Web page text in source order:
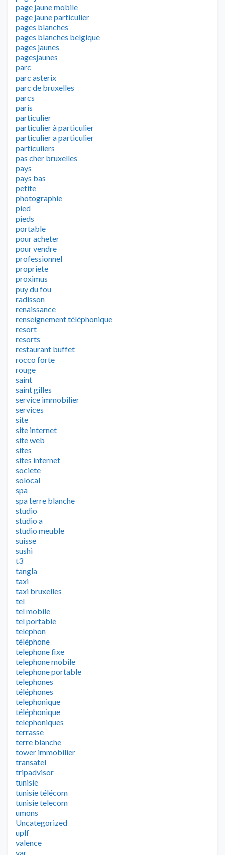
page jaune mobile
page jaune particulier
pages blanches
pages blanches belgique
pages jaunes
pagesjaunes
parc
parc asterix
parc de bruxelles
parcs
paris
particulier
particulier à particulier
particulier a particulier
particuliers
pas cher bruxelles
pays
pays bas
petite
photographie
pied
pieds
portable
pour acheter
pour vendre
professionnel
propriete
proximus
puy du fou
radisson
renaissance
renseignement téléphonique
resort
resorts
restaurant buffet
rocco forte
rouge
saint
saint gilles
service immobilier
services
site
site internet
site web
sites
sites internet
societe
solocal
spa
spa terre blanche
studio
studio a
studio meuble
suisse
sushi
t3
tangla
taxi
taxi bruxelles
tel
tel mobile
tel portable
telephon
téléphone
telephone fixe
telephone mobile
telephone portable
telephones
téléphones
telephonique
téléphonique
telephoniques
terrasse
terre blanche
tower immobilier
transatel
tripadvisor
tunisie
tunisie télécom
tunisie telecom
umons
Uncategorized
uplf
valence
var